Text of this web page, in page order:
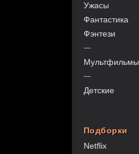
Ужасы
Фантастика
Фэнтези
—
Мультфильмы
—
Детские
Подборки
Netflix